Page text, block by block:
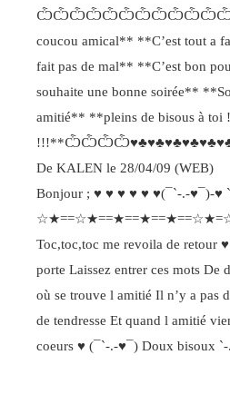
coucou amical** **C’est tout a
fait pas de mal** **C’est bon
souhaite une bonne soirée**
amitié** **pleins de bisous à toi
De KALEN le 28/04/09 (WEB)
Bonjour ; ♥ ♥ ♥ ♥ ♥ ♥(¯`-.-♥¯)-♥
Toc,toc,toc me revoila de retour
porte Laissez entrer ces mots De
où se trouve l amitié Il n’y a pas
de tendresse Et quand l amitié
coeurs ♥ (¯`-.-♥¯) Doux bisoux